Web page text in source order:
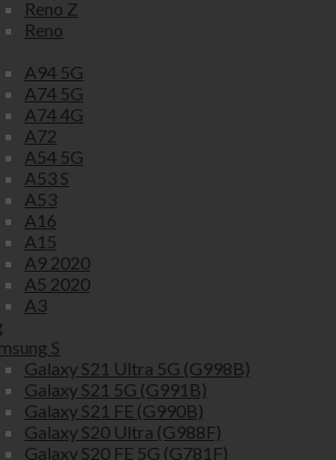
Reno Z
Reno
A94 5G
A74 5G
A74 4G
A72
A54 5G
A53 S
A53
A16
A15
A9 2020
A5 2020
A3
S
Galaxy S21 Ultra 5G (G998B)
Galaxy S21 5G (G991B)
Galaxy S21 FE (G990B)
Galaxy S20 Ultra (G988F)
Galaxy S20 FE 5G (G781F)